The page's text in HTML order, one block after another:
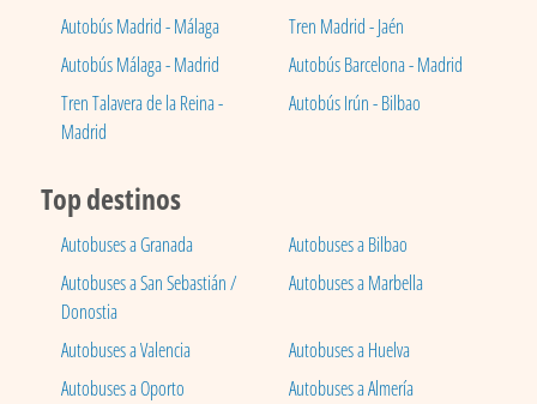
Autobús Madrid - Málaga
Tren Madrid - Jaén
Autobús Málaga - Madrid
Autobús Barcelona - Madrid
Tren Talavera de la Reina -
Madrid
Autobús Irún - Bilbao
Top destinos
Autobuses a Granada
Autobuses a Bilbao
Autobuses a San Sebastián /
Donostia
Autobuses a Marbella
Autobuses a Valencia
Autobuses a Huelva
Autobuses a Oporto
Autobuses a Almería